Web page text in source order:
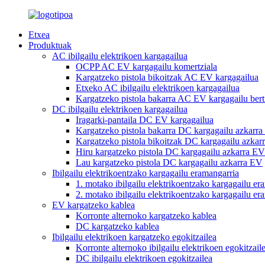
Etxea
Produktuak
AC ibilgailu elektrikoen kargagailua
OCPP AC EV kargagailu komertziala
Kargatzeko pistola bikoitzak AC EV kargagailua
Etxeko AC ibilgailu elektrikoen kargagailua
Kargatzeko pistola bakarra AC EV kargagailu
DC ibilgailu elektrikoen kargagailua
Iragarki-pantaila DC EV kargagailua
Kargatzeko pistola bakarra DC kargagailu
Kargatzeko pistola bikoitzak DC kargagailu
Hiru kargatzeko pistola DC kargagailu azkarra EV
Lau kargatzeko pistola DC kargagailu azkarra EV
Ibilgailu elektrikoentzako kargagailu eramangarria
1. motako ibilgailu elektrikoentzako kargagailu
2. motako ibilgailu elektrikoentzako kargagailu
EV kargatzeko kablea
Korronte alternoko kargatzeko kablea
DC kargatzeko kablea
Ibilgailu elektrikoen kargatzeko egokitzailea
Korronte alternoko ibilgailu elektrikoen
DC ibilgailu elektrikoen egokitzailea